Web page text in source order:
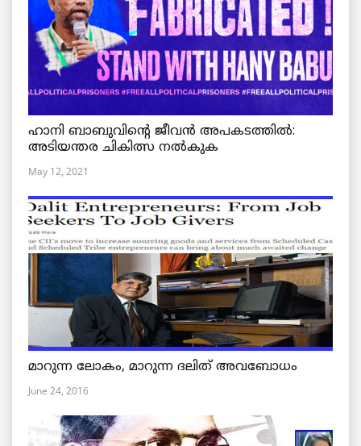
ഹാനി ബാബുവിന്റെ ജീവൻ അപകടത്തിൽ:
അടിയന്തര ചികിത്സ നൽകുക
May 12, 2021
മാറുന്ന ലോകം, മാറുന്ന ദലിത് അവബോധം
June 24, 2016